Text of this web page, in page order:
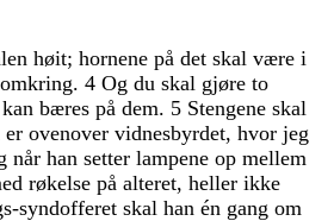
høit; hornene på det skal være i
omkring. 4 Og du skal gjøre to
kan bæres på dem. 5 Stengene skal
er ovenover vidnesbyrdet, hvor jeg
når han setter lampene op mellem
røkelse på alteret, heller ikke
syndofferet skal han én gang om